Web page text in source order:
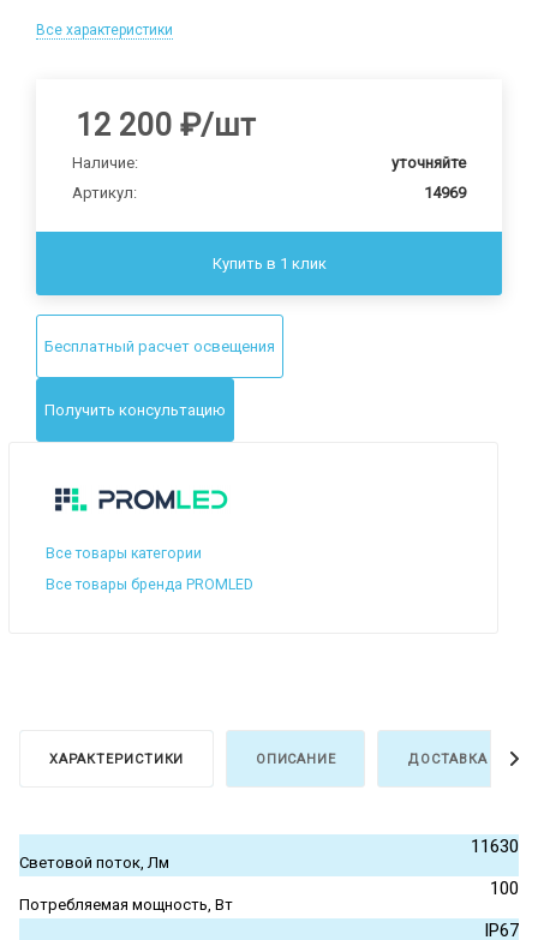
Все характеристики
12 200 ₽/шт
Наличие:
уточняйте
Артикул:
14969
Купить в 1 клик
Бесплатный расчет освещения
Получить консультацию
Все товары категории
Все товары бренда PROMLED
ХАРАКТЕРИСТИКИ ОПИСАНИЕ ДОСТАВКА И
Световой поток, Лм
11630
Потребляемая мощность, Вт
100
IP67